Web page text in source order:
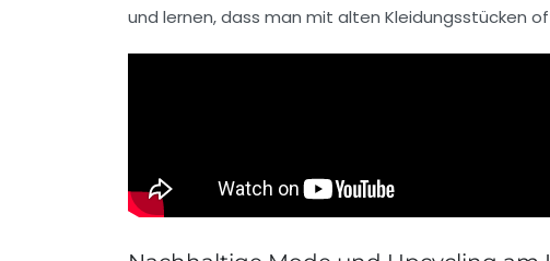
und lernen, dass man mit alten Kleidungsstücken